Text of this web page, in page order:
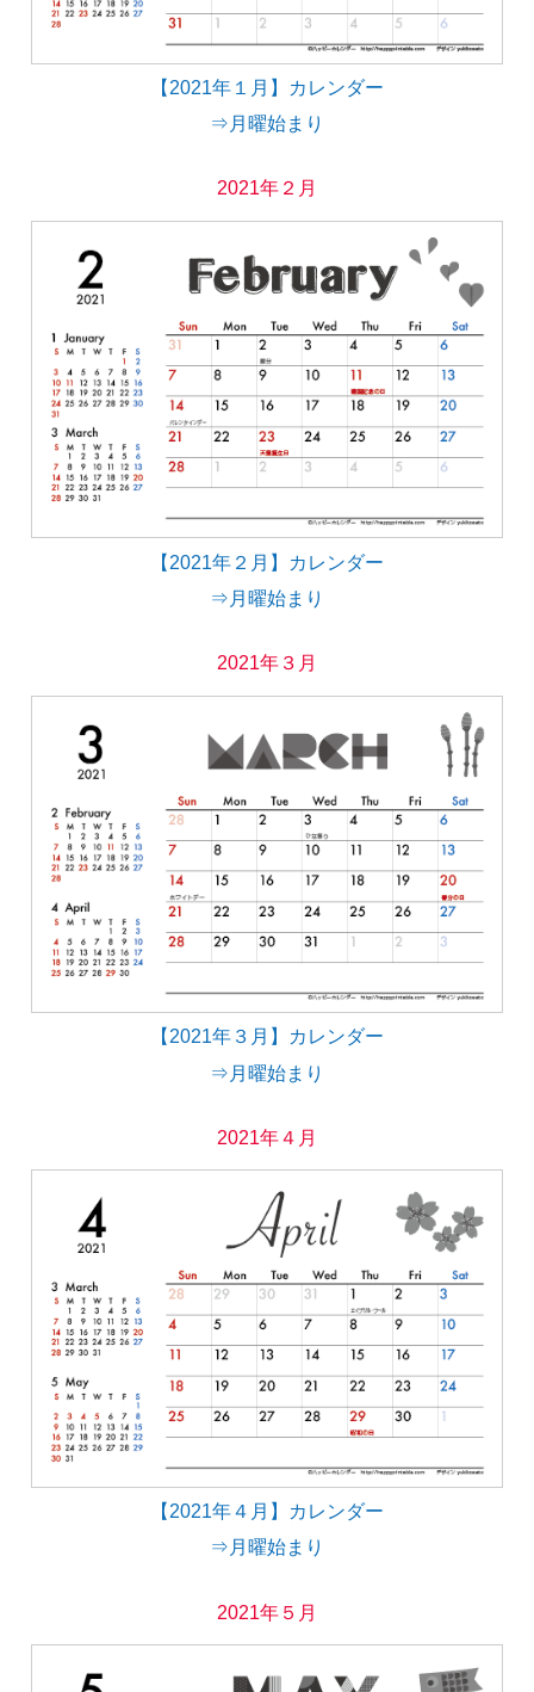
【2021年１月】カレンダー
⇒月曜始まり
2021年２月
【2021年２月】カレンダー
⇒月曜始まり
2021年３月
【2021年３月】カレンダー
⇒月曜始まり
2021年４月
【2021年４月】カレンダー
⇒月曜始まり
2021年５月